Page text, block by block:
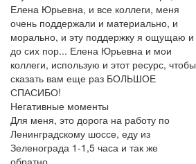
Елена Юрьевна, и все коллеги, меня
очень поддержали и материально, и
морально, и эту поддержку я ощущаю и
до сих пор... Елена Юрьевна и мои
коллеги, использую и этот ресурс, чтобы
сказать вам еще раз БОЛЬШОЕ
СПАСИБО!
Негативные моменты
Для меня, это дорога на работу по
Ленинградскому шоссе, еду из
Зеленограда 1-1,5 часа и так же
обратно...